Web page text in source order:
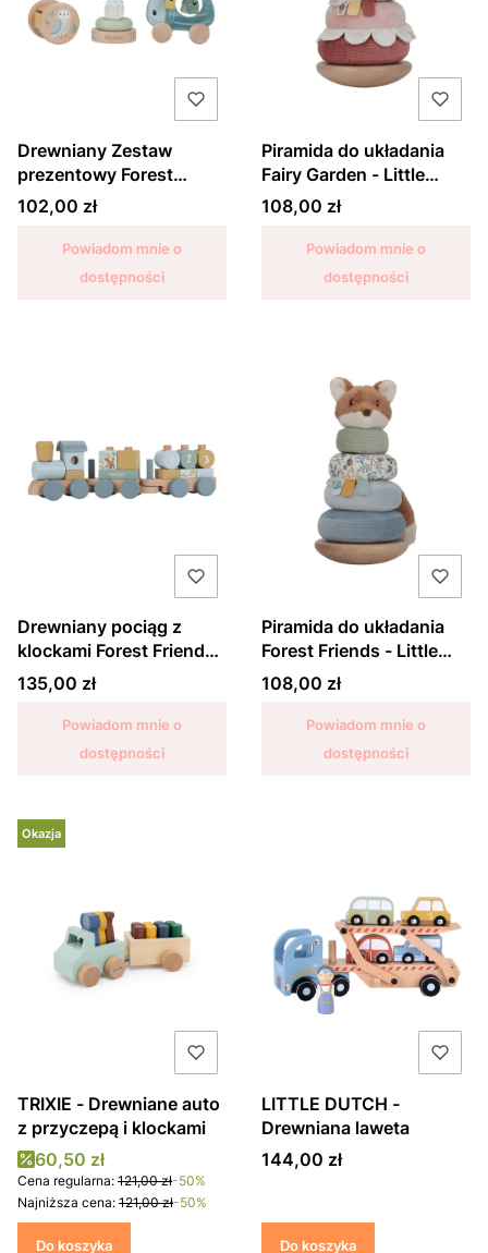
Drewniany Zestaw
prezentowy Forest
Friends - Little Dutch
Cena
102,00 zł
Powiadom mnie o
dostępności
Piramida do układania
Fairy Garden - Little
Dutch
Cena
108,00 zł
Powiadom mnie o
dostępności
Drewniany pociąg z
klockami Forest Friends -
Little Dutch
Cena
135,00 zł
Powiadom mnie o
dostępności
Piramida do układania
Forest Friends - Little
Dutch
Cena
108,00 zł
Powiadom mnie o
dostępności
Okazja
TRIXIE - Drewniane auto
z przyczepą i klockami
Cena promocyjna
60,50 zł
Cena regularna: 121,00 zł-50%
Najniższa cena: 121,00 zł-50%
Do koszyka
LITTLE DUTCH -
Drewniana laweta
Cena
144,00 zł
Do koszyka